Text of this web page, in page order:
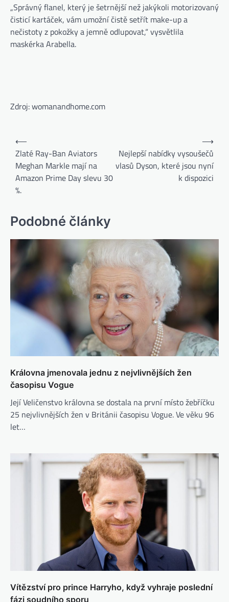
„Správný flanel, který je šetrnější než jakýkoli motorizovaný
čisticí kartáček, vám umožní čistě setřít make-up a
nečistoty z pokožky a jemně odlupovat,“ vysvětlila
maskérka Arabella.
Zdroj: womanandhome.com
⟵
Zlaté Ray-Ban Aviators
Meghan Markle mají na
Amazon Prime Day slevu 30
%.
Nejlepší nabídky vysoušečů
vlasů Dyson, které jsou nyní
k dispozici
⟶
Podobné články
Královna jmenovala jednu z nejvlivnějších žen
časopisu Vogue
Její Veličenstvo královna se dostala na první místo žebříčku
25 nejvlivnějších žen v Británii časopisu Vogue. Ve věku 96
let…
Vítězství pro prince Harryho, když vyhraje poslední
fázi soudního sporu